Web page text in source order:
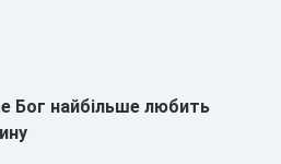
Бог найбільше любить